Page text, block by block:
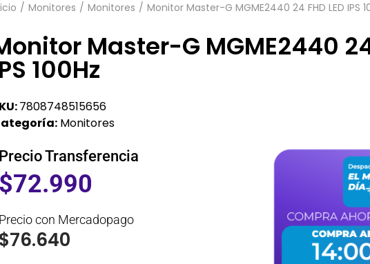
/ Monitores / Monitores / Monitor Master-G MGME2440 24 FHD LED IPS
Master-G MGME2440 24
100Hz
7808748515656
Monitores
Precio Transferencia
$72.990
Precio con Mercadopago
$76.640